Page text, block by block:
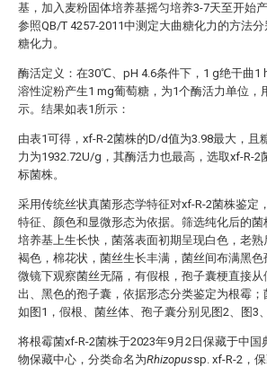
基，加入麦粉固体培养基摇匀培养3-7天至开始
参照QB/T 4257-2011中测定大曲糖化力的方法
糖化力。
酶活定义：在30℃、pH 4.6条件下，1 g绝干曲1
溶性淀粉产生1 mg葡萄糖，为1个酶活力单位，
示。结果如表1所示：
由表1可得，xf-R-2菌株的D/d值为3.98最大，且
力为1932.72U/g，其酶活力也最高，选取xf-R-2
标菌株。
采用传统丝状真菌形态学特征对xf-R-2菌株鉴定
特征、颜色和显微形态为依据。筛选纯化后的菌
培养基上生长快，菌落表面初期呈现白色，老熟
褐色，棉花状，菌丝生长丰满，菌丝间布满黑色
微镜下观察菌丝无隔，有假根，孢子囊梗直接从
出、黑色的孢子囊，依据形态分类鉴定为根霉；
如图1，假根、菌丝体、孢子囊分别见图2、图3、
将根霉菌xf-R-2菌株于2023年9月2日保藏于中国
物保藏中心，分类命名为Rhizopussp. xf-R-2，